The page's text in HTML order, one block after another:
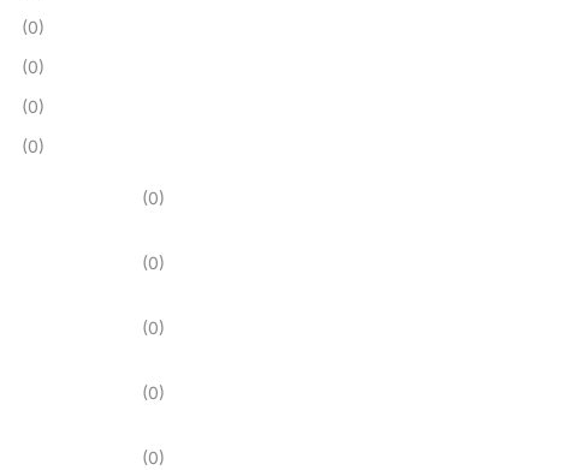
(0)
(0)
(0)
(0)
(0)
(0)
(0)
(0)
(0)